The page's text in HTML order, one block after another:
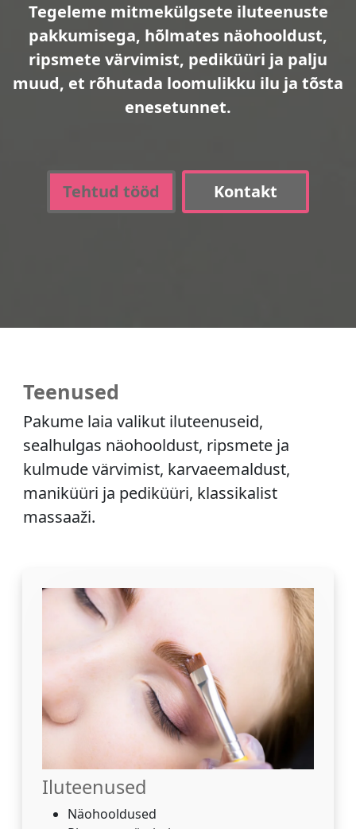
Tegeleme mitmekülgsete iluteenuste
pakkumisega, hõlmates näohooldust,
ripsmete värvimist, pediküüri ja palju
muud, et rõhutada loomulikku ilu ja tõsta
enesetunnet.
Tehtud tööd Kontakt
Teenused
Pakume laia valikut iluteenuseid,
sealhulgas näohooldust, ripsmete ja
kulmude värvimist, karvaeemaldust,
maniküüri ja pediküüri, klassikalist
massaaži.
Iluteenused
Näohooldused